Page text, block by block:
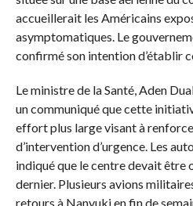
accueillerait les Américains
asymptomatiques. Le
confirmé son intention d’établir
Le ministre de la Santé, Aden
un communiqué que cette
effort plus large visant à
d’intervention d’urgence. Les
indiqué que le centre devait être
dernier. Plusieurs avions
retours à Nanyuki en fin de